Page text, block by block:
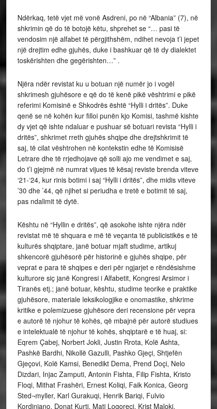
Ndërkaq, tetë vjet më vonë Asdreni, po në “Albania” (7), në
shkrimin që do të botojë këtu, shprehet se “… pasi të
vendosim një alfabet të përgjithshëm, ndihet nevoja t’i jepet
një drejtim edhe gjuhës, duke i bashkuar që të dy dialektet
toskërishten dhe gegërishten…” .
Njëra ndër revistat ku u botuan një numër jo i vogël
shkrimesh gjuhësore e që do të kenë pikë vështrimi e pikë
referimi Komisinë e Shkodrës është “Hylli i dritës”. Duke
qenë se në kohën kur filloi punën kjo Komisi, tashmë kishte
dy vjet që ishte ndaluar e pushuar së botuari revista “Hylli i
dritës”, shkrimet rreth gjuhës shqipe dhe drejtshkrimit të
saj, të cilat vështrohen në kontekstin edhe të Komisisë
Letrare dhe të rrjedhojave që solli ajo me vendimet e saj,
do t’i gjejmë në numrat vijues të kësaj reviste brenda viteve
‘21-‘24, kur rinis botimi i saj “Hylli i dritës”, dhe midis viteve
’30 dhe ’44, që njihet si periudha e tretë e botimit të saj,
pas ndalimit të dytë.
Kështu në “Hyllin e dritës”, që asokohe ishte njëra ndër
revistat më të shquara e më të veçanta të publicistikës e të
kulturës shqiptare, janë botuar mjaft studime, artikuj
shkencorë gjuhësorë për historinë e gjuhës shqipe, për
veprat e para të shqipes e deri për ngjarjet e rëndësishme
kulturore siç janë Kongresi i Alfabetit, Kongresi Arsimor i
Tiranës etj.; janë botuar, kështu, studime teorike e praktike
gjuhësore, materiale leksikologjike e onomastike, shkrime
kritike e polemizuese gjuhësore deri recensione për vepra
e autorë të njohur të kohës, që mbajnë për autorë studiues
e intelektualë të njohur të kohës, shqiptarë e të huaj, si:
Eqrem Çabej, Norbert Jokli, Justin Rrota, Kolë Ashta,
Pashkë Bardhi, Nikollë Gazulli, Pashko Gjeçi, Shtjefën
Gjeçovi, Kolë Kamsi, Benedikt Dema, Prend Doçi, Nelo
Dizdari, Injac Zamputi, Antonin Fishta, Filip Fishta, Kristo
Floqi, Mithat Frashëri, Ernest Koliqi, Faik Konica, Georg
Sted¬myller, Karl Gurakuqi, Henrik Bariqi, Fulvio
Kordinjano, Donat Kurti, Mati Logoreci, Krist Maloki,